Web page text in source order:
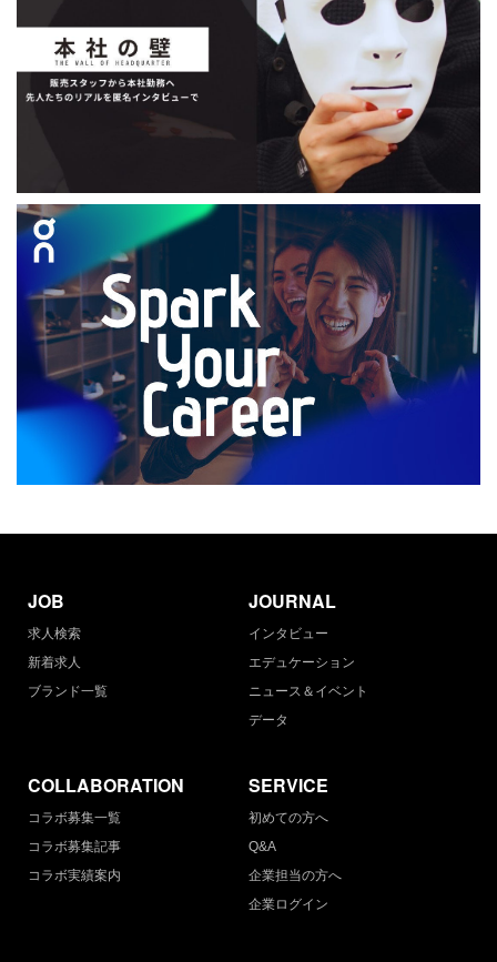
JOB
求人検索
新着求人
ブランド一覧
JOURNAL
インタビュー
エデュケーション
ニュース＆イベント
データ
COLLABORATION
コラボ募集一覧
コラボ募集記事
コラボ実績案内
SERVICE
初めての方へ
Q&A
企業担当の方へ
企業ログイン